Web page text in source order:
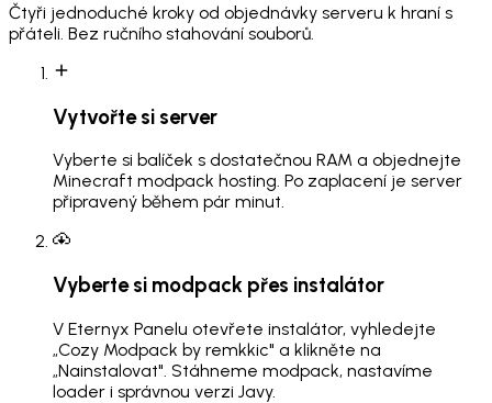
Čtyři jednoduché kroky od objednávky serveru k hraní s
přáteli. Bez ručního stahování souborů.
Vytvořte si server
Vyberte si balíček s dostatečnou RAM a objednejte
Minecraft modpack hosting. Po zaplacení je server
připravený během pár minut.
Vyberte si modpack přes instalátor
V Eternyx Panelu otevřete instalátor, vyhledejte
„Cozy Modpack by remkkic" a klikněte na
„Nainstalovat". Stáhneme modpack, nastavíme
loader i správnou verzi Javy.